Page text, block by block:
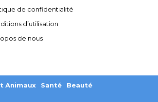
de confidentialité
d’utilisation
de nous
Animaux Santé
Beauté